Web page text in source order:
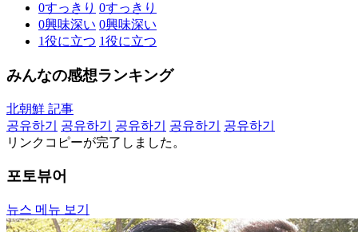
0すっきり 0すっきり
0興味深い 0興味深い
1役に立つ 1役に立つ
みんなの感想ランキング
北朝鮮 記事
공유하기
공유하기 공유하기 공유하기
공유하기
リンクコピーが完了しました。
포토뷰어
뉴스 메뉴 보기